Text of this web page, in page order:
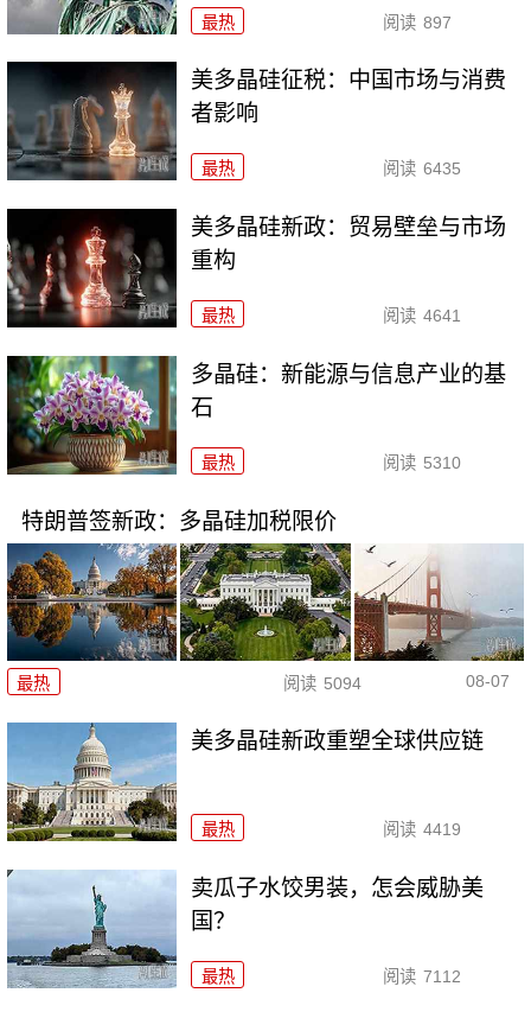
最热 阅读 897
美多晶硅征税：中国市场与消费
者影响
最热 阅读 6435
美多晶硅新政：贸易壁垒与市场
重构
最热 阅读 4641
多晶硅：新能源与信息产业的基
石
最热 阅读 5310
特朗普签新政：多晶硅加税限价
最热 阅读 5094 08-07
美多晶硅新政重塑全球供应链
最热 阅读 4419
卖瓜子水饺男装，怎会威胁美
国？
最热 阅读 7112